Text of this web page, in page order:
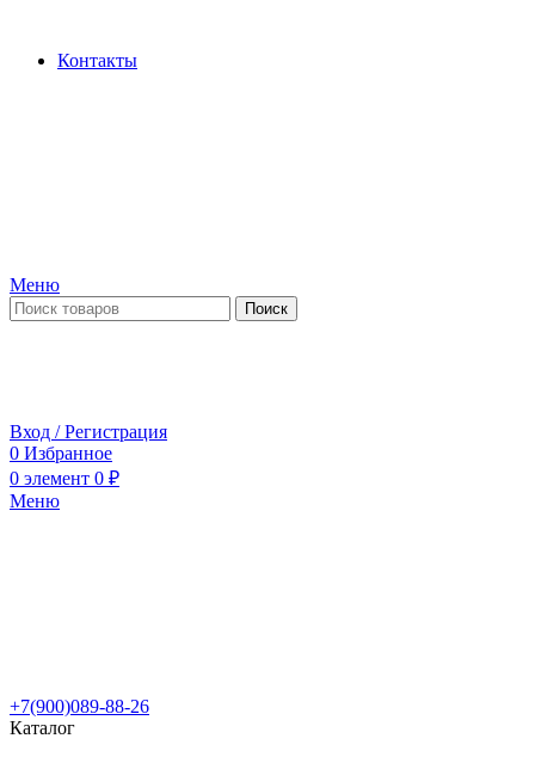
Контакты
Меню
Поиск
Вход / Регистрация
0 Избранное
0 элемент 0 ₽
Меню
+7(900)089-88-26
Каталог